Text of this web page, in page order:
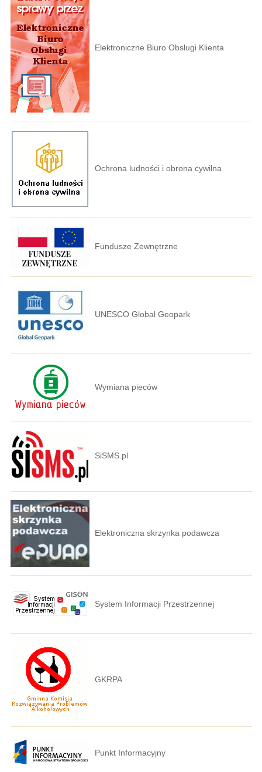
Elektroniczne Biuro Obsługi Klienta
Ochrona ludności i obrona cywilna
Fundusze Zewnętrzne
UNESCO Global Geopark
Wymiana pieców
SiSMS.pl
Elektroniczna skrzynka podawcza
System Informacji Przestrzennej
GKRPA
Punkt Informacyjny